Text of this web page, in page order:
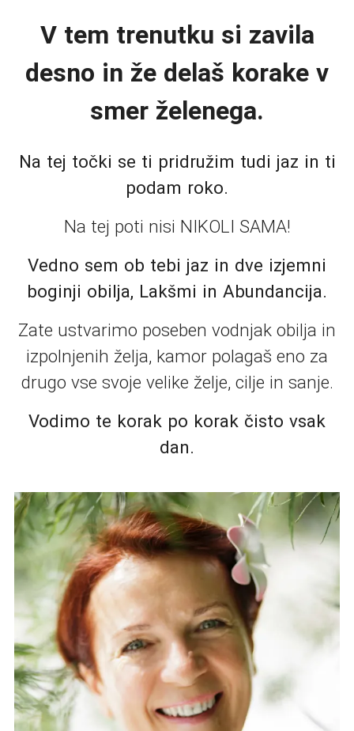
V tem trenutku si zavila
desno in že delaš korake v
smer želenega.
Na tej točki se ti pridružim tudi jaz in ti
podam roko.
Na tej poti nisi NIKOLI SAMA!
Vedno sem ob tebi jaz in dve izjemni
boginji obilja, Lakšmi in Abundancija.
Zate ustvarimo poseben vodnjak obilja in
izpolnjenih želja, kamor polagaš eno za
drugo vse svoje velike želje, cilje in sanje.
Vodimo te korak po korak čisto vsak
dan.